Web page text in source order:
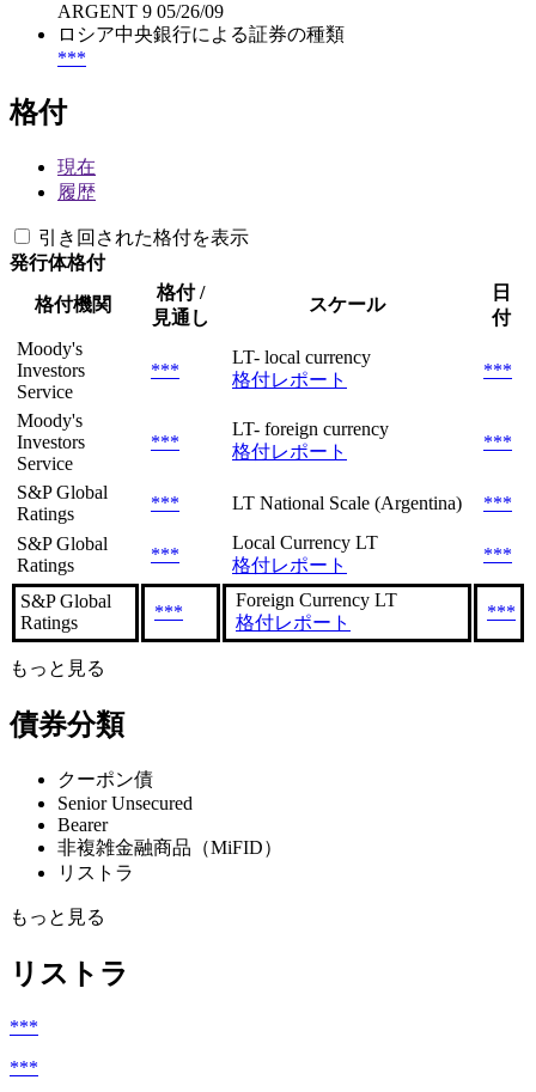
ARGENT 9 05/26/09
ロシア中央銀行による証券の種類
***
格付
現在
履歴
引き回された格付を表示
発行体格付
格付機関
格付 /
見通し
スケール
日
付
Moody's
Investors
Service
***
LT- local currency
格付レポート
***
Moody's
Investors
Service
***
LT- foreign currency
格付レポート
***
S&P Global
Ratings
*** LT National Scale (Argentina)
***
S&P Global
Ratings
***
Local Currency LT
格付レポート
***
S&P Global
Ratings
***
Foreign Currency LT
格付レポート
***
もっと見る
債券分類
クーポン債
Senior Unsecured
Bearer
非複雑金融商品（MiFID）
リストラ
もっと見る
リストラ
***
***